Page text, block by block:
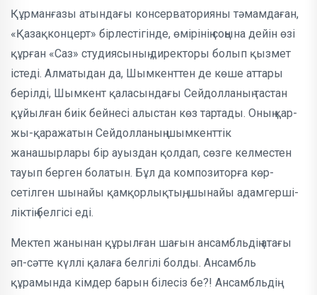
Құрманғазы атын­да­ғы консерваторияны тәмам­даған,
«Қазақконцерт» бірлестігінде, өмірінің соңына дейін өзі
құрған «Саз» студия­сының директоры бол­ып қызмет
істеді. Алматыдан да, Шымкенттен де көше аттары
берілді, Шымкент қала­сындағы Сейдолла­ның тастан
құйыл­ған биік бейнесі алыстан көз тартады. Оның қар­
жы-қаражатын Сейдолланың шымкент­тік
жанашырлары бір ауыздан қол­дап, сөзге келместен
тауып берген болатын. Бұл да композиторға көр­
сетілген шын­айы қамқорлықтың, шынайы адамгерші­
ліктің белгісі еді.
Мектеп жанынан құрылған шағын ансамбльдің атағы
әп-сәтте күллі қалаға белгілі болды. Ансамбль
құрамында кімдер барын білесіз бе?! Ансамбльдің